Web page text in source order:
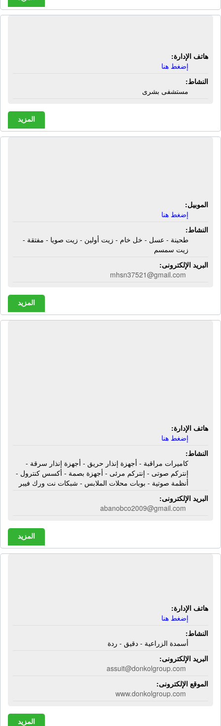
هاتف الإدارة:
إضغط هنا
النشاط:
مستشفى بشرى
المزيد
الموبيل:
إضغط هنا
النشاط:
طحينة - عسل - خل خام - زيت أولين - زيت صويا - مفتقة -
زيت سمسم
البريد الإلكترونى:
mhsn37521@gmail.com
المزيد
هاتف الإدارة:
إضغط هنا
النشاط:
كاميرات مراقبة - أجهزة إنذار حريق - أجهزة إنذار سرقة -
إنتركم صوتى - إنتركم مرئى - أجهزة بصمة - أكسس كنترول -
أنظمة صوتية - بوبات محلات الملابس - شبكات نت ورك فيبر
البريد الإلكترونى:
abanobco2009@gmail.com
المزيد
هاتف الإدارة:
إضغط هنا
النشاط:
أسمدة الزراعية - دقيق - ردة
البريد الإلكترونى:
assuit@donkolgroup.com
الموقع الإلكترونى:
www.donkolgroup.com
المزيد